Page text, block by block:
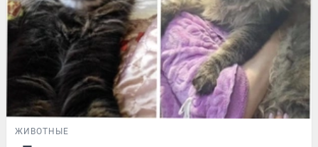
ЖИВОТНЫЕ